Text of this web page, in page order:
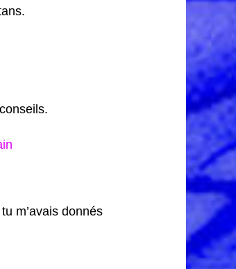
m’avais donnés